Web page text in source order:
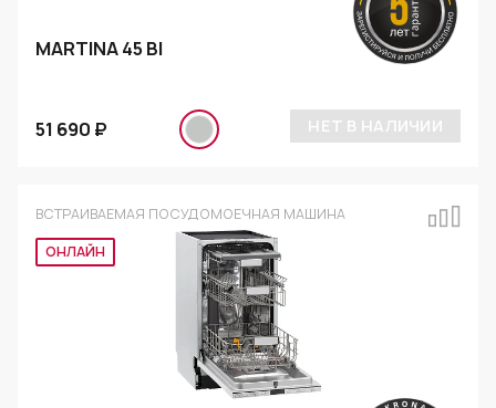
MARTINA 45 BI
51 690 ₽ НЕТ В НАЛИЧИИ
ВСТРАИВАЕМАЯ ПОСУДОМОЕЧНАЯ МАШИНА
ОНЛАЙН